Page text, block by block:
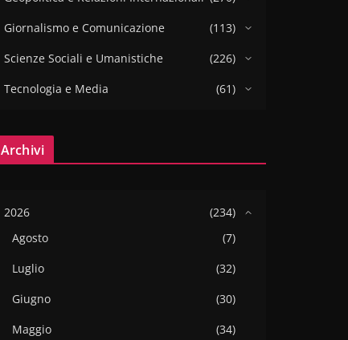
Giornalismo e Comunicazione
(113)
Scienze Sociali e Umanistiche
(226)
Tecnologia e Media
(61)
Archivi
2026
(234)
Agosto
(7)
Luglio
(32)
Giugno
(30)
Maggio
(34)